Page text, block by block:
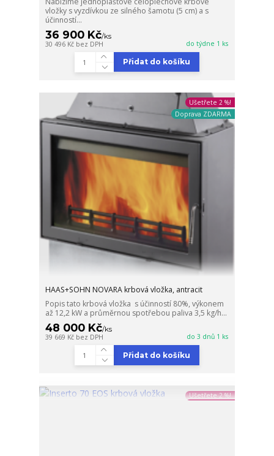
vložky s vyzdívkou ze silného šamotu (5 cm) a s
účinností...
36 900 Kč/ks
30 496 Kč bez DPH do týdne 1 ks
Přidat do košíku
Ušetřete 2 %!
Doprava ZDARMA
HAAS+SOHN NOVARA krbová vložka, antracit
Popis tato krbová vložka s účinností 80%, výkonem
až 12,2 kW a průměrnou spotřebou paliva 3,5 kg/h...
48 000 Kč/ks
39 669 Kč bez DPH do 3 dnů 1 ks
Přidat do košíku
Ušetřete 2 %!